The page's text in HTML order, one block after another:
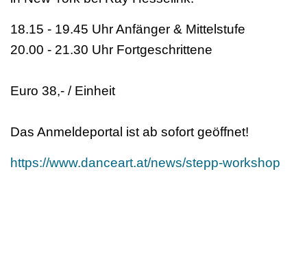
18.15 - 19.45 Uhr Anfänger & Mittelstufe
20.00 - 21.30 Uhr Fortgeschrittene
Euro 38,- / Einheit
Das Anmeldeportal ist ab sofort geöffnet!
https://www.danceart.at/news/stepp-workshop